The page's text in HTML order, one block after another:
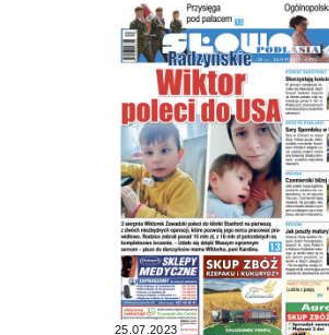
25.07.2023